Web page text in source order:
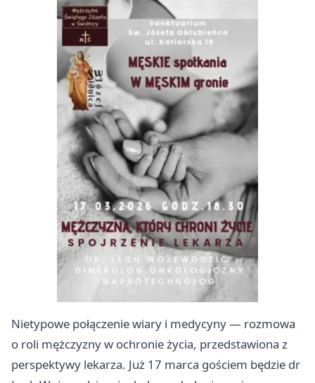
Nietypowe połączenie wiary i medycyny — rozmowa
o roli mężczyzny w ochronie życia, przedstawiona z
perspektywy lekarza. Już 17 marca gościem będzie dr